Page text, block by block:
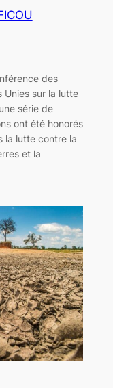
des
Unies sur la lutte
série de
ont été honorés
la lutte contre la
et la